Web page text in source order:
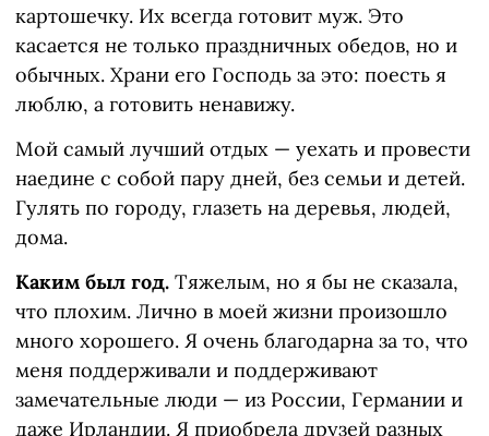
картошечку. Их всегда готовит муж. Это
касается не только праздничных обедов, но и
обычных. Храни его Господь за это: поесть я
люблю, а готовить ненавижу.
Мой самый лучший отдых — уехать и провести
наедине с собой пару дней, без семьи и детей.
Гулять по городу, глазеть на деревья, людей,
дома.
Каким был год. Тяжелым, но я бы не сказала,
что плохим. Лично в моей жизни произошло
много хорошего. Я очень благодарна за то, что
меня поддерживали и поддерживают
замечательные люди — из России, Германии и
даже Ирландии. Я приобрела друзей разных